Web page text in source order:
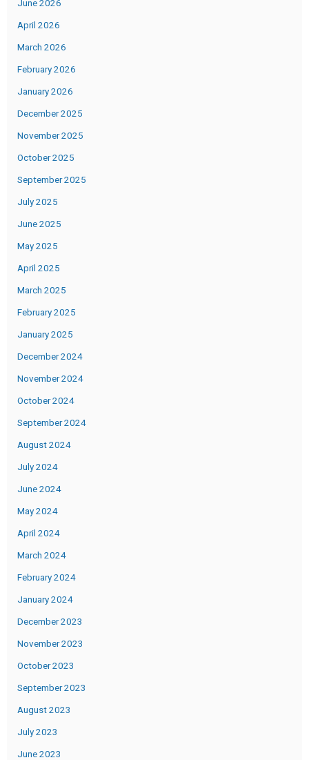
June 2026
April 2026
March 2026
February 2026
January 2026
December 2025
November 2025
October 2025
September 2025
July 2025
June 2025
May 2025
April 2025
March 2025
February 2025
January 2025
December 2024
November 2024
October 2024
September 2024
August 2024
July 2024
June 2024
May 2024
April 2024
March 2024
February 2024
January 2024
December 2023
November 2023
October 2023
September 2023
August 2023
July 2023
June 2023